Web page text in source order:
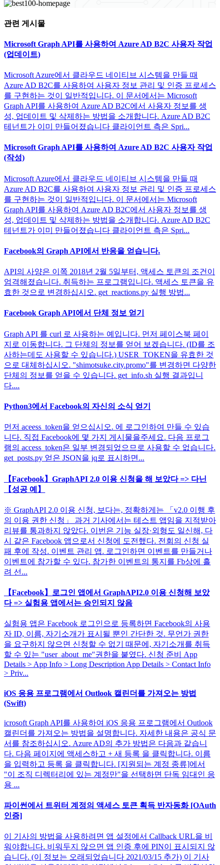
관련 게시물
Microsoft Graph API를 사용하여 Azure AD B2C 사용자 작업
(업데이트)
Microsoft Azure에서 클라우드 네이티브 시스템을 만들 때
Azure AD B2C를 사용하여 사용자 정보 관리 및 인증 프로세스
를 구현하는 것이 일반적입니다. 이 문서에서는 Microsoft
Graph API를 사용하여 Azure AD B2C에서 사용자 정보를 생
성, 업데이트 및 삭제하는 방법을 소개합니다. Azure AD B2C
테넌트가 이미 만들어졌습니다 클라이언트 측은 Spri...
Microsoft Graph API를 사용하여 Azure AD B2C 사용자 작업
(작성)
Microsoft Azure에서 클라우드 네이티브 시스템을 만들 때
Azure AD B2C를 사용하여 사용자 정보 관리 및 인증 프로세스
를 구현하는 것이 일반적입니다. 이 문서에서는 Microsoft
Graph API를 사용하여 Azure AD B2C에서 사용자 정보를 생
성, 업데이트 및 삭제하는 방법을 소개합니다. Azure AD B2C
테넌트가 이미 만들어졌습니다 클라이언트 측은 Spri...
Facebook의 Graph API에서 반응을 얻습니다.
API의 사양은 이쪽 2018년 2월 5일부터, 액세스 토큰의 조건이
엄격해졌습니다. 취득하는 프로그램입니다. 액세스 토큰을 유
효한 것으로 변경하십시오. get_reactions.py 실행 방법...
Facebook Graph API에서 단체 정보 얻기
Graph API 를 curl 로 사용하는 예입니다. 먼저 페이스북 페이
지로 이동합니다. 그 단체의 정보를 얻어 보겠습니다. (ID를 조
사하는데도 사용할 수 있습니다.) USER_TOKEN을 유효한 것
으로 대체하십시오. "shimotsuke.city.promo"를 변경하면 다양한
단체의 정보를 얻을 수 있습니다. get_info.sh 실행 결과입니
다....
Python3에서 Facebook의 자신의 소식 얻기
먼저 aceess_token을 얻으십시오. 에 로그인하여 만들 수 있습
니다. 직접 Facebook에 몇 가지 게시물을주세요. 다음 프로그
램의 access_token은 일부 변경되었으므로 사용할 수 없습니다.
get_posts.py 얻은 JSON을 jq로 표시하면...
【Facebook】GraphAPI 2.0 이용 신청을 해 보았다 => 다닌
【성공 예】
※ GraphAPI 2.0 이용 신청, 보다는, 정확하게는 「v2.0 이행 후
의 이용 권한 신청」 과거 기사에서는 테스트 앱임을 지적받아
리뷰를 통과하지 않았다. 이번은 기능 실장·외형도 일신해, 다
시 같은 Facebook 앱으로서 신청에 도전했다. 전회의 신청 실
패 후에 작성. 이벤트 관리 앱. 로그인하면 이벤트를 만들거나
이벤트에 참가할 수 있다. 참가한 이벤트의 통지를 Fb상에 흘
려 선...
【Facebook】로그인 앱에서 GraphAPI2.0 이용 신청해 보았
다 => 실험용 앱에서는 승인되지 않음
실험용 앱은 Facebook 로그인으로 등록하면 Facebook의 사용
자 ID, 이름, 자기소개가 표시될 뿐인 간단한 것. 무언가 권한
을 요구하지 않으면 신청할 수 없기 때문에, 자기소개를 취득
할 수 있는 "user_about_me"권한을 붙였다. 신청 준비 App
Details > App Info > Long Description App Details > Contact Info
> Priv...
iOS 응용 프로그램에서 Outlook 캘린더를 가져오는 방법
(Swift)
icrosoft Graph API를 사용하여 iOS 응용 프로그램에서 Outlook
캘린더를 가져오는 방법을 설명합니다. 자세한 내용은 공식 문
서를 참조하십시오. Azure AD의 추가 방법은 다음과 같습니
다. 다음 페이지에 액세스하고 + 새 등록 을 클릭합니다. 이름
을 입력하고 등록 을 클릭합니다. [지원되는 계정 종류]에서
"이 조직 디렉터리에 있는 계정만"을 선택하면 단독 임대인 응
용 ...
파이썬에서 트위터 계정의 액세스 토큰 획득 반자동화 [OAuth
인증]
이 기사의 방법을 사용하려면 앱 설정에서 Callback URL을 비
워야합니다. 비워두지 않으면 앱 인증 후에 PIN이 표시되지 않
습니다. (이 정보는 오래되었습니다 2021/03/15 추가) 이 기사